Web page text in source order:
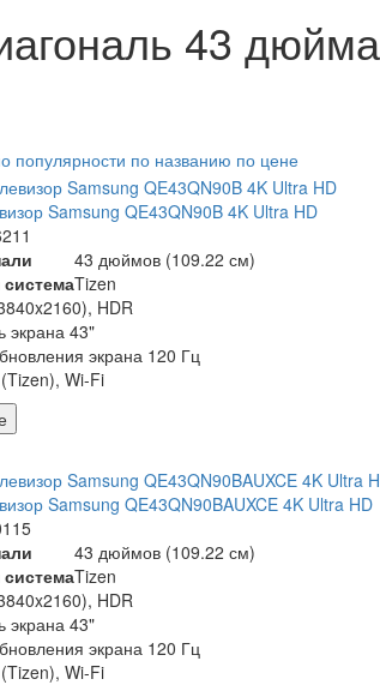
43
популярности по названию по цене
Samsung QE43QN90B 4K Ultra HD
43 дюймов (109.22 см)
Tizen
HDR
экрана 43"
экрана 120 Гц
Wi-Fi
Samsung QE43QN90BAUXCE 4K Ultra HD
43 дюймов (109.22 см)
Tizen
HDR
экрана 43"
экрана 120 Гц
Wi-Fi